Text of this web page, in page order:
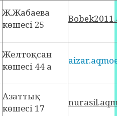
Ж.Жабаева
көшесі 25
Желтоқсан
көшесі 44 а
Азаттық
көшесі 17